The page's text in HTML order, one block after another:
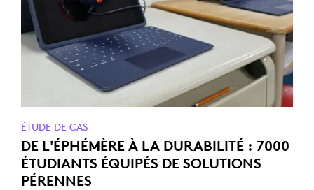
ÉTUDE DE CAS
DE L'ÉPHÉMÈRE À LA DURABILITÉ : 7000
ÉTUDIANTS ÉQUIPÉS DE SOLUTIONS
PÉRENNES